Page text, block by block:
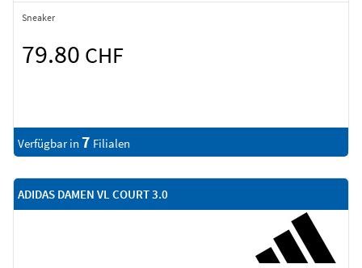
Sneaker
79.80 CHF
Verfügbar in 7 Filialen
ADIDAS DAMEN VL COURT 3.0